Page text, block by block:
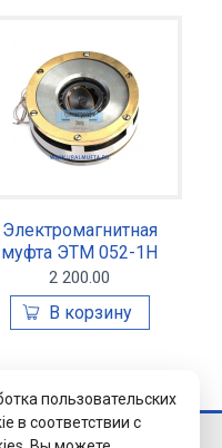
Электромагнитная
муфта ЭТМ 052-1Н
2 200.00
пользовательских
в соответствии с